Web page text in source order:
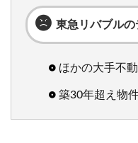
東急リバブルの
ほかの大手不
築30年超え物